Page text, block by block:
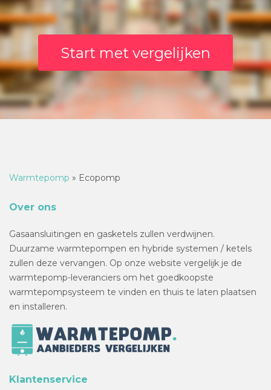
Start met vergelijken
Warmtepomp » Ecopomp
Over ons
Gasaansluitingen en gasketels zullen verdwijnen.
Duurzame warmtepompen en hybride systemen / ketels
zullen deze vervangen. Op onze website vergelijk je de
warmtepomp-leveranciers om het goedkoopste
warmtepompsysteem te vinden en thuis te laten plaatsen
en installeren.
Klantenservice